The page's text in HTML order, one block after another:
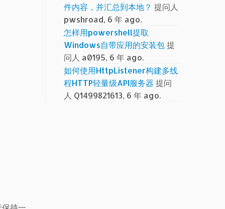
件内容，并汇总到本地？ 提问人
pwshroad, 6 年 ago.
怎样用powershell提取
Windows自带应用的安装包提
问人 a0195, 6 年 ago.
如何使用HttpListener构建多线
程HTTP轻量级API服务器 提问
人 Q1499821613, 6 年 ago.